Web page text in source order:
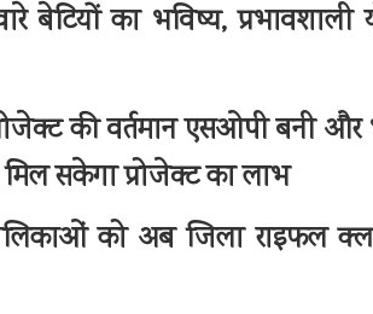
बेटियों का भविष्य,
की वर्तमान एसओपी बनी
सकेगा प्रोजेक्ट का लाभ
को अब जिला राइफल